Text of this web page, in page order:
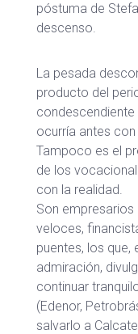
póstuma de
descenso.
La pesada
producto del
ocurría antes con
Tampoco es el
de los
con la realidad.
Son empresarios
veloces,
puentes, los que,
admiración,
continuar
(Edenor,
salvarlo a